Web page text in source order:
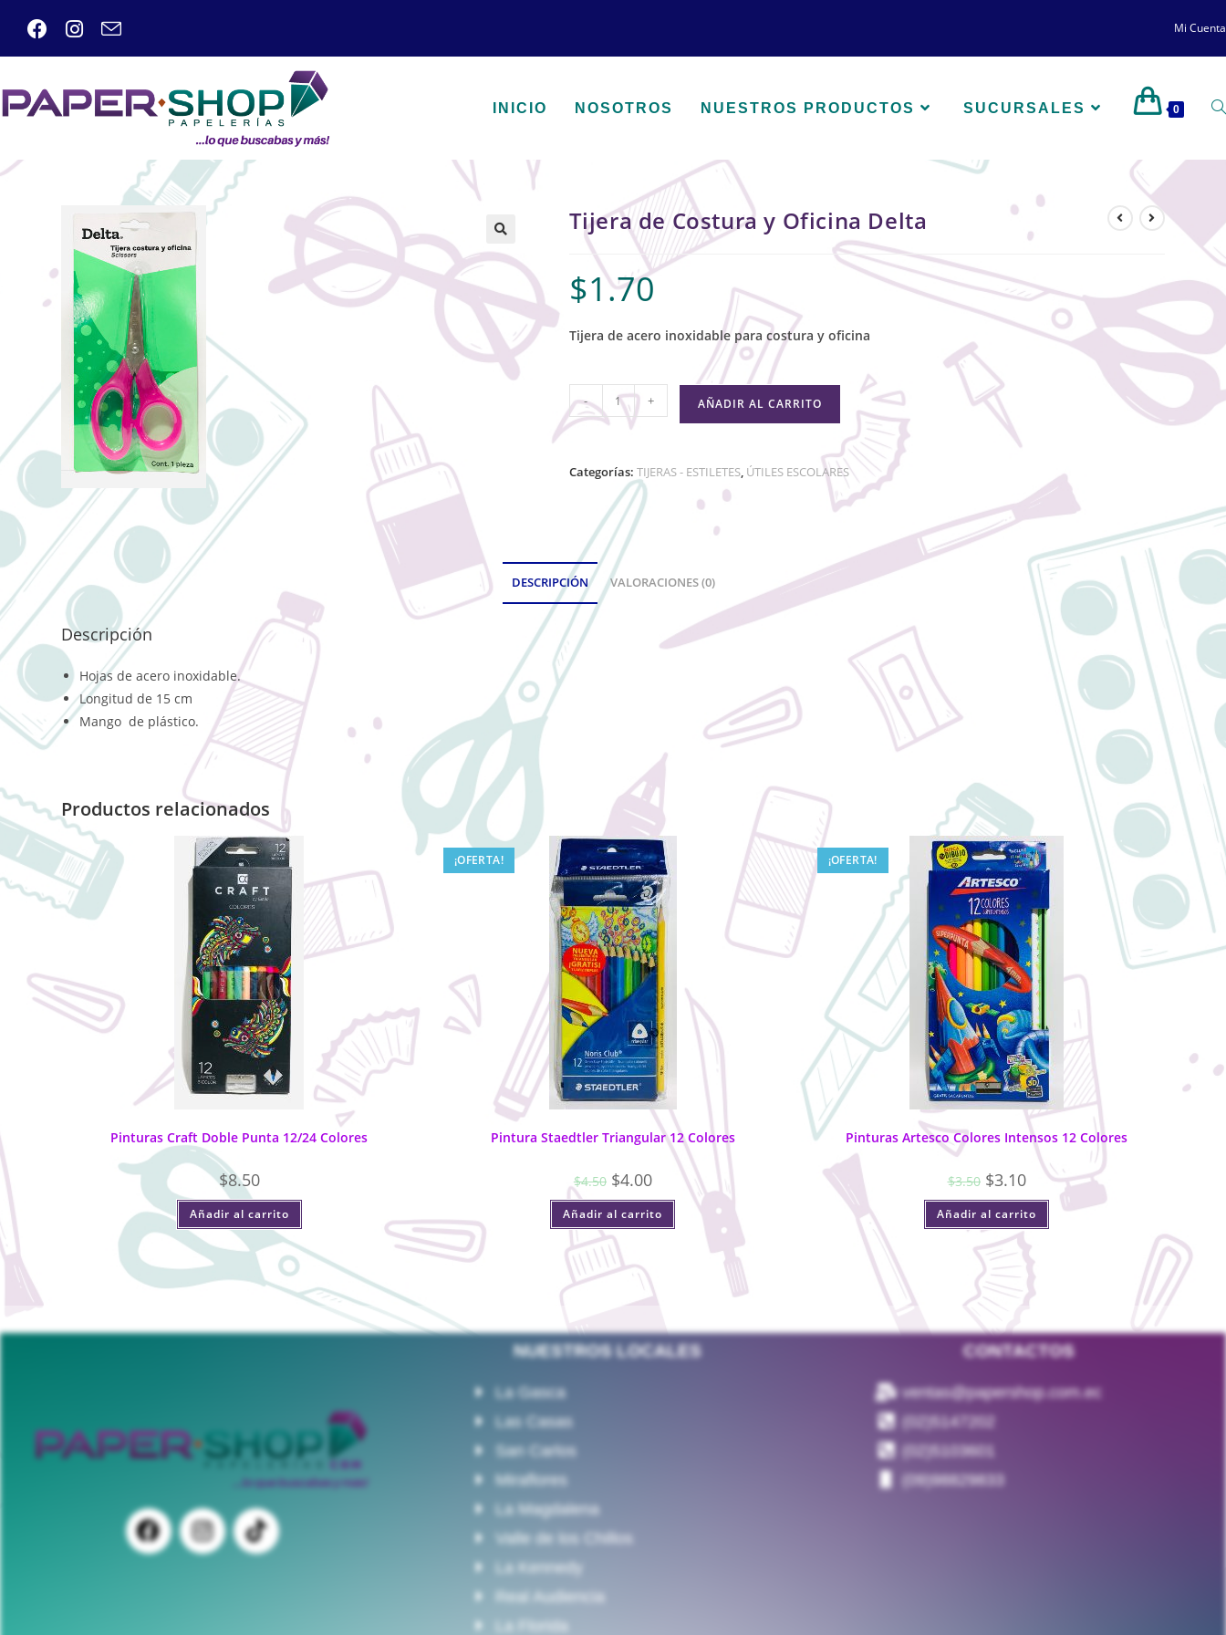
Mi Cuenta
INICIO NOSOTROS NUESTROS PRODUCTOS SUCURSALES 0
🔍
Tijera de Costura y Oficina Delta
$1.70
Tijera de acero inoxidable para costura y oficina
- + AÑADIR AL CARRITO
Categorías: TIJERAS - ESTILETES, ÚTILES ESCOLARES
DESCRIPCIÓN VALORACIONES (0)
Descripción
Hojas de acero inoxidable.
Longitud de 15 cm
Mango de plástico.
Productos relacionados
Pinturas Craft Doble Punta 12/24 Colores
$8.50
Añadir al carrito
¡OFERTA!
Pintura Staedtler Triangular 12 Colores
$4.50 $4.00
Añadir al carrito
¡OFERTA!
Pinturas Artesco Colores Intensos 12 Colores
$3.50 $3.10
Añadir al carrito
NUESTROS LOCALES
La Gasca
Las Casas
San Carlos
Miraflores
La Magdalena
Valle de los Chillos
La Kennedy
Real Audiencia
La Florida
CONTACTOS
ventas@papershop.com.ec
(02)5147202
(02)5103601
(09)98829833